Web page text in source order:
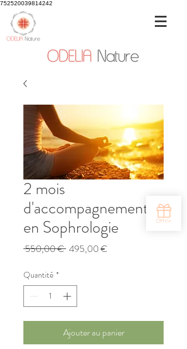
752520039814242
2 mois
d'accompagnement
en Sophrologie
550,00 € Prix
495,00 €
Quantité *
Ajouter au panier